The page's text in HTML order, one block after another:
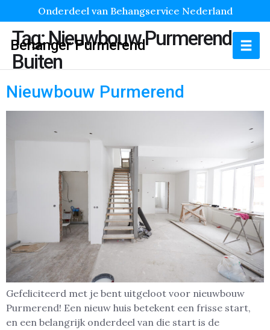
Onderdeel van Behangservice Nederland
Behanger Purmerend
Tag:Nieuwbouw Purmerend
Buiten
Nieuwbouw Purmerend
Gefeliciteerd met je bent uitgeloot voor nieuwbouw
Purmerend! Een nieuw huis betekent een frisse start,
en een belangrijk onderdeel van die start is de